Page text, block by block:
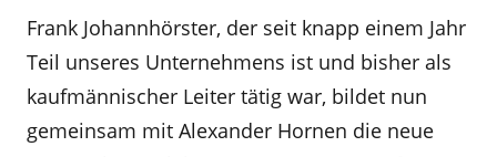
Frank Johannhörster, der seit knapp einem Jahr
Teil unseres Unternehmens ist und bisher als
kaufmännischer Leiter tätig war, bildet nun
gemeinsam mit Alexander Hornen die neue